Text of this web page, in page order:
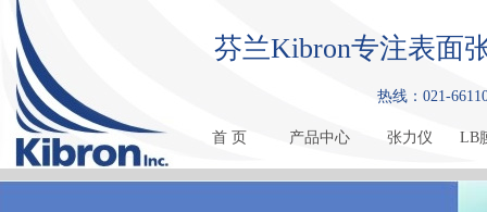
芬兰Kibron专注表面
热线：021-
首 页 产品中心 张力仪 LB